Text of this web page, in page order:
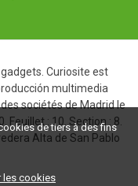
Curiosite est
multimedia
sociétés de Madrid le
Feuillet : 10. Section : 8.
Alta de San Pablo
de tiers à des fins
les cookies